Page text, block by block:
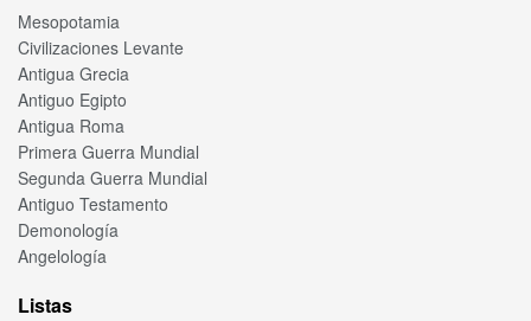
Mesopotamia
Civilizaciones Levante
Antigua Grecia
Antiguo Egipto
Antigua Roma
Primera Guerra Mundial
Segunda Guerra Mundial
Antiguo Testamento
Demonología
Angelología
Listas